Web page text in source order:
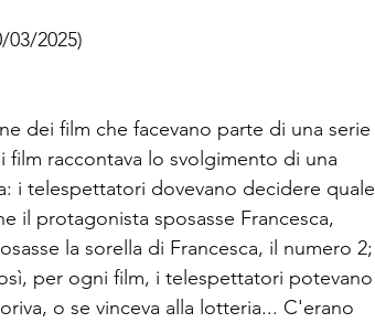
2025)
dei film che facevano parte di una serie
raccontava lo svolgimento di una
i telespettatori dovevano decidere quale
il protagonista sposasse Francesca,
la sorella di Francesca, il numero 2;
per ogni film, i telespettatori potevano
o se vinceva alla lotteria... C'erano